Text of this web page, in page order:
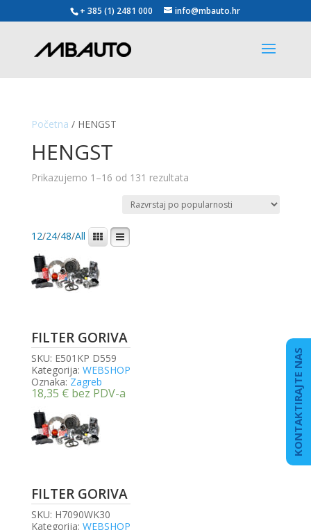
+ 385 (1) 2481 000 info@mbauto.hr
Početna / HENGST
HENGST
Prikazujemo 1–16 od 131 rezultataPoredano
popularnosti
12/24/48/All
FILTER GORIVA
SKU: E501KP D559
Kategorija: WEBSHOP
Oznaka: Zagreb
18,35 € bez PDV-a
FILTER GORIVA
SKU: H7090WK30
Kategorija: WEBSHOP
KONTAKTIRAJTE NAS